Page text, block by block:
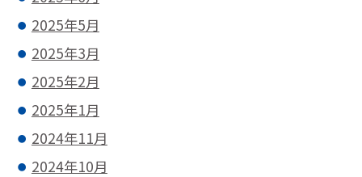
2025年5月
2025年3月
2025年2月
2025年1月
2024年11月
2024年10月